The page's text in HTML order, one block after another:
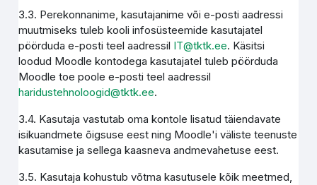
3.3. Perekonnanime, kasutajanime või e-posti aadressi
muutmiseks tuleb kooli infosüsteemide kasutajatel
pöörduda e-posti teel aadressil IT@tktk.ee. Käsitsi
loodud Moodle kontodega kasutajatel tuleb pöörduda
Moodle toe poole e-posti teel aadressil
haridustehnoloogid@tktk.ee.
3.4. Kasutaja vastutab oma kontole lisatud täiendavate
isikuandmete õigsuse eest ning Moodle'i väliste teenuste
kasutamise ja sellega kaasneva andmevahetuse eest.
3.5. Kasutaja kohustub võtma kasutusele kõik meetmed,